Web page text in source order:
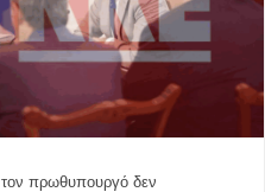
πρωθυπουργό δεν